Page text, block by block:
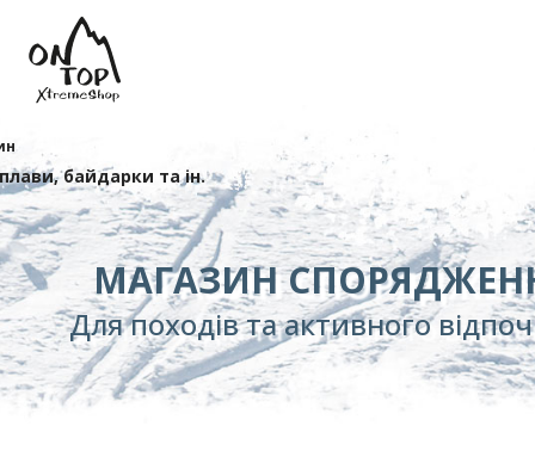
байдарки та ін.
МАГАЗИН
Для походів та активного